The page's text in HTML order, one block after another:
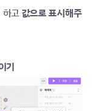
하고 값으로 표시해주
기